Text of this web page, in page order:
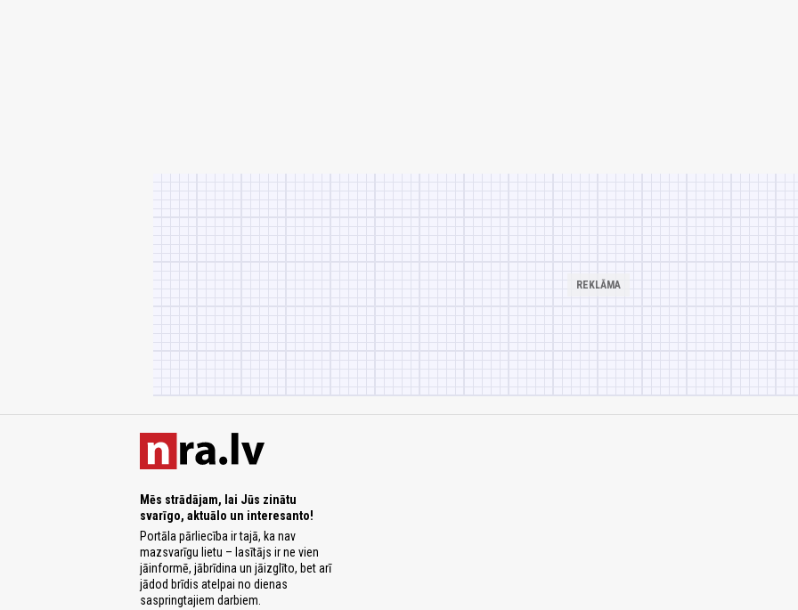
Mēs strādājam, lai Jūs zinātu
svarīgo, aktuālo un interesanto!
Portāla pārliecība ir tajā, ka nav
mazsvarīgu lietu – lasītājs ir ne vien
jāinformē, jābrīdina un jāizglīto, bet arī
jādod brīdis atelpai no dienas
saspringtajiem darbiem.